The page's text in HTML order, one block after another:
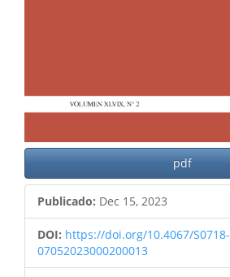
pdf
Publicado: Dec 15, 2023
DOI: https://doi.org/10.4067/S0718-
07052023000200013